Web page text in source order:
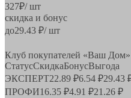
327₽/ шт
скидка и бонус
до29.43 ₽/ шт
Клуб покупателей «Ваш Дом»
СтатусСкидкаБонусВыгода
ЭКСПЕРТ22.89 ₽6.54 ₽29.43
ПРОФИ16.35 ₽4.91 ₽21.26 ₽